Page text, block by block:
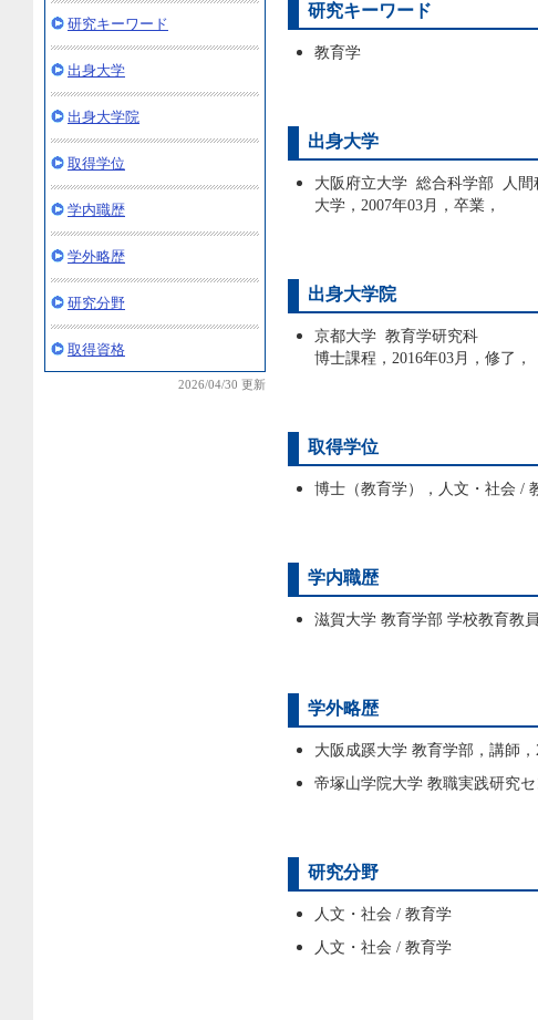
研究キーワード
出身大学
出身大学院
取得学位
学内職歴
学外略歴
研究分野
取得資格
2026/04/30 更新
研究キーワード
教育学
出身大学
大阪府立大学 総合科学部 人間
大学，2007年03月，卒業，
出身大学院
京都大学 教育学研究科
博士課程，2016年03月，修了，
取得学位
博士（教育学），人文・社会 /
学内職歴
滋賀大学 教育学部 学校教育教
学外略歴
大阪成蹊大学 教育学部，講師，
帝塚山学院大学 教職実践研究セ
研究分野
人文・社会 / 教育学
人文・社会 / 教育学